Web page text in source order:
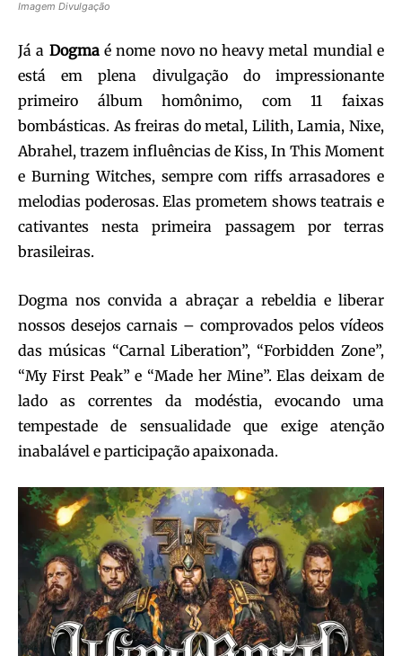
Imagem Divulgação
Já a Dogmaé nome novo no heavy metal mundial e
está em plena divulgação do impressionante
primeiro álbum homônimo, com 11 faixas
bombásticas. As freiras do metal, Lilith, Lamia, Nixe,
Abrahel, trazem influências de Kiss, In This Moment
e Burning Witches, sempre com riffs arrasadores e
melodias poderosas. Elas prometem shows teatrais e
cativantes nesta primeira passagem por terras
brasileiras.
Dogma nos convida a abraçar a rebeldia e liberar
nossos desejos carnais – comprovados pelos vídeos
das músicas “Carnal Liberation”, “Forbidden Zone”,
“My First Peak” e “Made her Mine”. Elas deixam de
lado as correntes da modéstia, evocando uma
tempestade de sensualidade que exige atenção
inabalável e participação apaixonada.